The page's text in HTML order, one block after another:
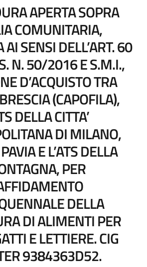
APERTA SOPRA
COMUNITARIA,
AI SENSI DELL’ART. 60
N. 50/2016 E S.M.I.,
D’ACQUISTO TRA
(CAPOFILA),
DELLA CITTA’
DI MILANO,
E L’ATS DELLA
PER
DELLA
DI ALIMENTI PER
E LETTIERE. CIG
9384363D52.